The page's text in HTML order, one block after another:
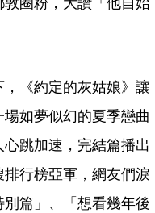
《約定的灰姑娘》讓
如夢似幻的夏季戀曲
跳加速，完結篇播出
行榜亞軍，網友們淚
別篇」、「想看幾年後